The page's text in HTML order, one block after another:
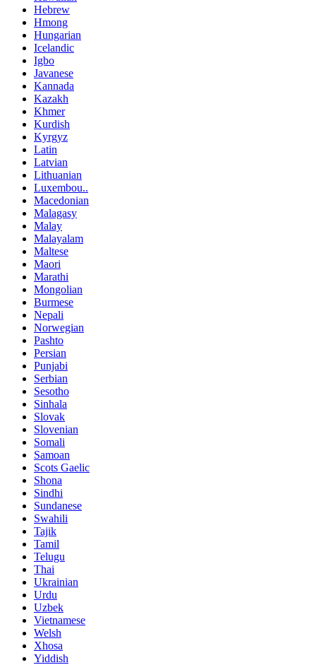
Hebrew
Hmong
Hungarian
Icelandic
Igbo
Javanese
Kannada
Kazakh
Khmer
Kurdish
Kyrgyz
Latin
Latvian
Lithuanian
Luxembou..
Macedonian
Malagasy
Malay
Malayalam
Maltese
Maori
Marathi
Mongolian
Burmese
Nepali
Norwegian
Pashto
Persian
Punjabi
Serbian
Sesotho
Sinhala
Slovak
Slovenian
Somali
Samoan
Scots Gaelic
Shona
Sindhi
Sundanese
Swahili
Tajik
Tamil
Telugu
Thai
Ukrainian
Urdu
Uzbek
Vietnamese
Welsh
Xhosa
Yiddish